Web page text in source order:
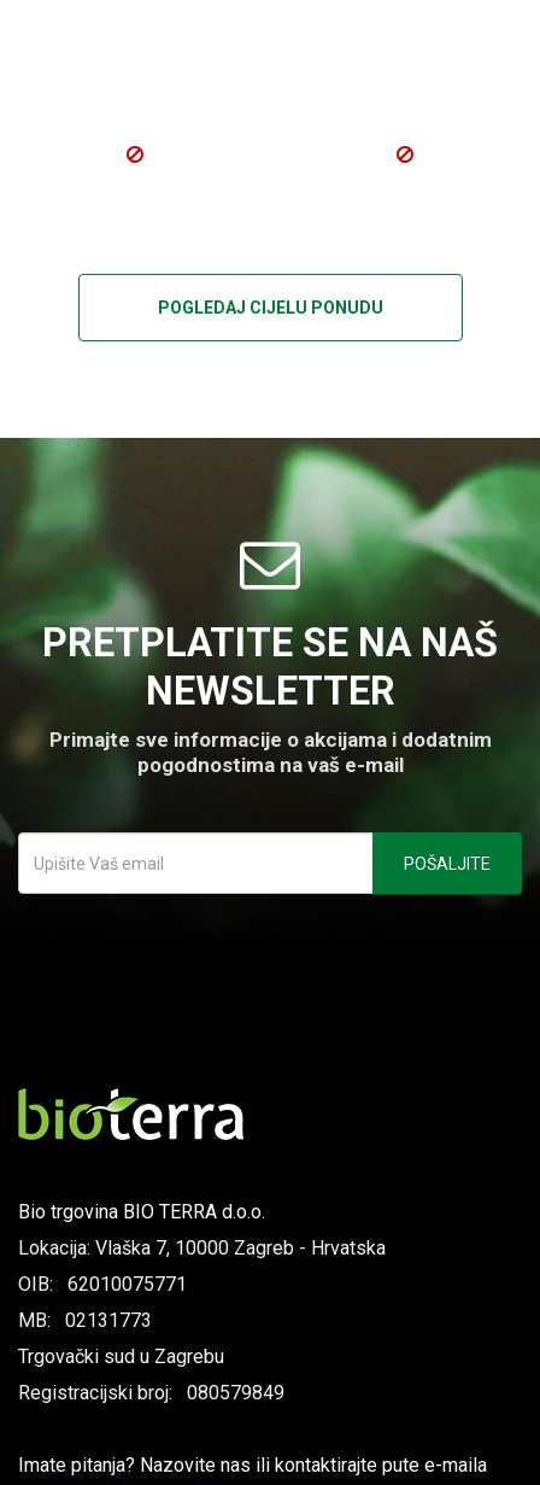
POGLEDAJ CIJELU PONUDU
PRETPLATITE SE NA NAŠ
NEWSLETTER
Primajte sve informacije o akcijama i dodatnim
pogodnostima na vaš e-mail
Bio trgovina BIO TERRA d.o.o.
Lokacija: Vlaška 7, 10000 Zagreb - Hrvatska
OIB: 62010075771
MB: 02131773
Trgovački sud u Zagrebu
Registracijski broj: 080579849
Imate pitanja? Nazovite nas ili kontaktirajte pute e-maila